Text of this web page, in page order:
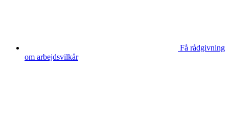
Få rådgivning
om arbejdsvilkår